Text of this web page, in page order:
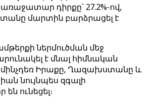
դիրքը՝ 27.2%-ով,
մարտին բարձրացել է
ներմուծման մեջ
է մնալ հիմնական
Իրաքը, Ղազախստանը և
նույնպես զգալի
ունեցել։